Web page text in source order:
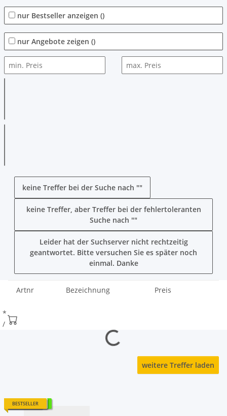
nur Bestseller anzeigen ()
nur Angebote zeigen ()
keine Treffer bei der Suche nach ""
keine Treffer, aber Treffer bei der fehlertoleranten
Suche nach ""
Leider hat der Suchserver nicht rechtzeitig
geantwortet. Bitte versuchen Sie es später noch
einmal. Danke
Artnr Bezeichnung Preis
*
/
Loading...
weitere Treffer laden
LAGERND
SONDERPREIS
TOPARTIKEL
BESTSELLER